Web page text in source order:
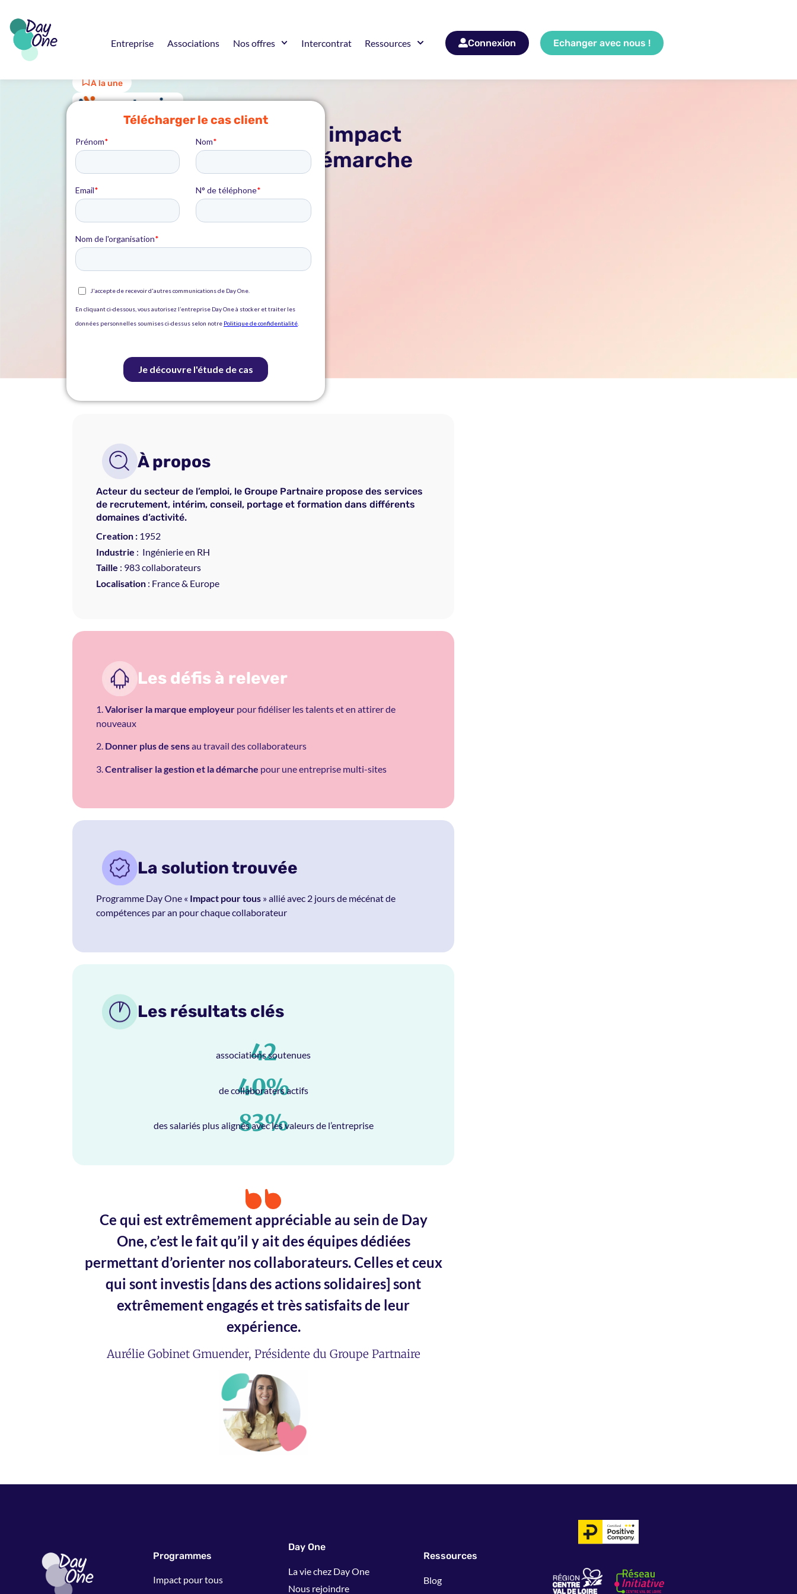
Entreprise Associations Nos offres Intercontrat Ressources Connexion Echanger avec nous !
À la une
Comment renforcer son impact
territorial grâce à une démarche
RSE ?
Télécharger le cas client
À propos
Acteur du secteur de l’emploi, le Groupe Partnaire propose des services
de recrutement, intérim, conseil, portage et formation dans différents
domaines d’activité.
Creation : 1952
Industrie : Ingénierie en RH
Taille : 983 collaborateurs
Localisation : France & Europe
Les défis à relever
1.Valoriser la marque employeur pour fidéliser les talents et en attirer de
nouveaux
2. Donner plus de sensau travail des collaborateurs
3. Centraliser la gestion et la démarche pour une entreprise multi-sites
La solution trouvée
Programme Day One « Impact pour tous » allié avec 2 jours de mécénat de
compétences par an pour chaque collaborateur
Les résultats clés
42
associations soutenues
40%
de collaboraters actifs
83%
des salariés plus alignés avec les valeurs de l’entreprise
Ce qui est extrêmement appréciable au sein de Day
One, c’est le fait qu’il y ait des équipes dédiées
permettant d’orienter nos collaborateurs. Celles et ceux
qui sont investis [dans des actions solidaires] sont
extrêmement engagés et très satisfaits de leur
expérience.
Aurélie Gobinet Gmuender, Présidente du Groupe Partnaire
Programmes
Impact pour tous
Day One
La vie chez Day One
Nous rejoindre
Ressources
Blog